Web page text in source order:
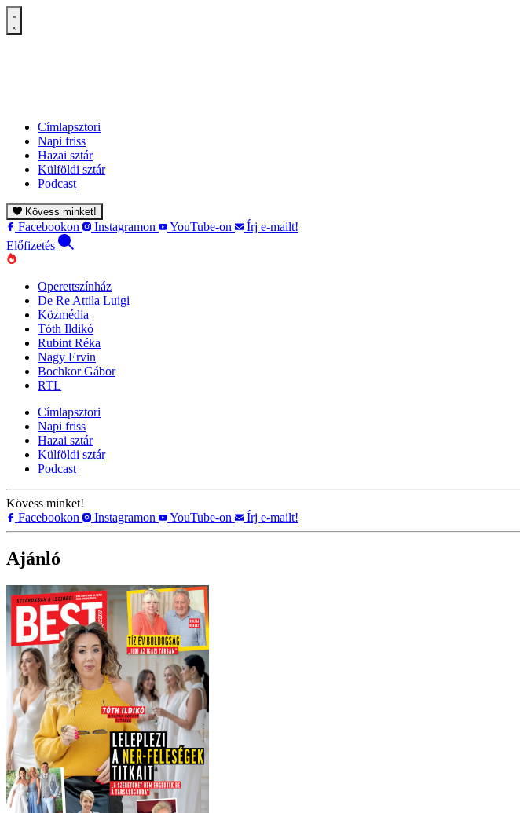
Címlapsztori
Napi friss
Hazai sztár
Külföldi sztár
Podcast
Kövess minket!
Facebookon Instagramon YouTube-on
Írj e-mailt!
Előfizetés
Operettszínház
De Re Attila Luigi
Közmédia
Tóth Ildikó
Rubint Réka
Nagy Ervin
Bochkor Gábor
RTL
Címlapsztori
Napi friss
Hazai sztár
Külföldi sztár
Podcast
Kövess minket!
Facebookon
Instagramon YouTube-on Írj e-mailt!
Ajánló